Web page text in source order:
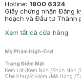
Hotline: 1800 6324
Giấy chứng nhận Đăng
hoạch và Đầu tư Thành
Xem tất cả cửa hàng
Mỹ Phẩm High-End
Trang Điểm Mặt
Kem Lót /Kem Nền /Phấn Nền /
Che Khuyết Điểm /Má Hồng /